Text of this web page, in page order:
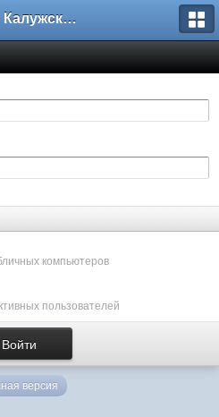
Блоги Калужского перекрестка
компьютеров
пользователей
версия